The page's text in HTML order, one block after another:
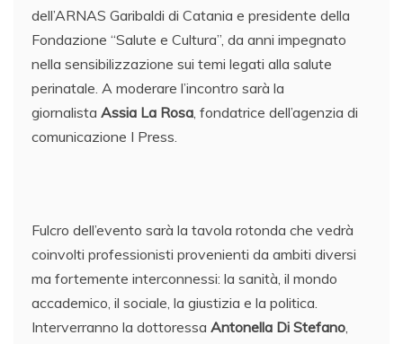
dell’ARNAS Garibaldi di Catania e presidente della
Fondazione “Salute e Cultura”, da anni impegnato
nella sensibilizzazione sui temi legati alla salute
perinatale. A moderare l’incontro sarà la
giornalista Assia La Rosa, fondatrice dell’agenzia di
comunicazione I Press.
Fulcro dell’evento sarà la tavola rotonda che vedrà
coinvolti professionisti provenienti da ambiti diversi
ma fortemente interconnessi: la sanità, il mondo
accademico, il sociale, la giustizia e la politica.
Interverranno la dottoressa Antonella Di Stefano,